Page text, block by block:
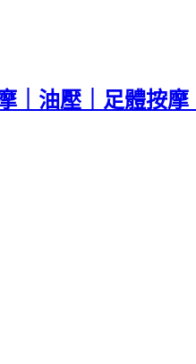
｜油壓｜足體按摩